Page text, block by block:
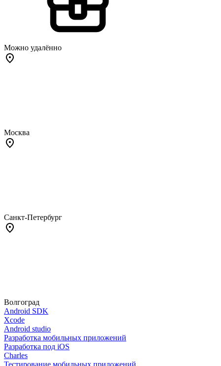
Можно удалённо
Москва
Санкт-Петербург
Волгоград
Android SDK
Xcode
Android studio
Разработка мобильных приложений
Разработка под iOS
Charles
Тестирование мобильных приложений